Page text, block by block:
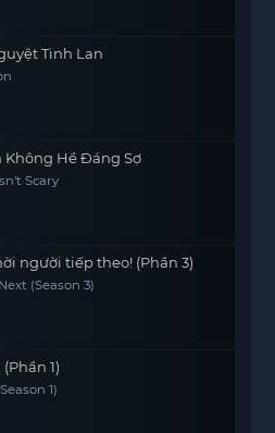
Tinh Lan
Không Hề Đáng Sợ
Scary
người tiếp theo! (Phần 3)
(Season 3)
1)
1)